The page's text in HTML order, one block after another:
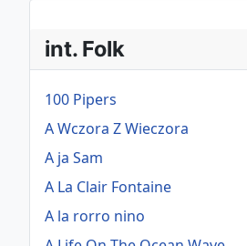
int. Folk
100 Pipers
A Wczora Z Wieczora
A ja Sam
A La Clair Fontaine
A la rorro nino